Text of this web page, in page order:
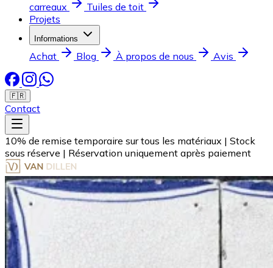
carreaux
Tuiles de toit
Projets
Informations
Achat Blog À propos de nous Avis
🇫🇷
Contact
10% de remise temporaire sur tous les matériaux | Stock
sous réserve | Réservation uniquement après paiement